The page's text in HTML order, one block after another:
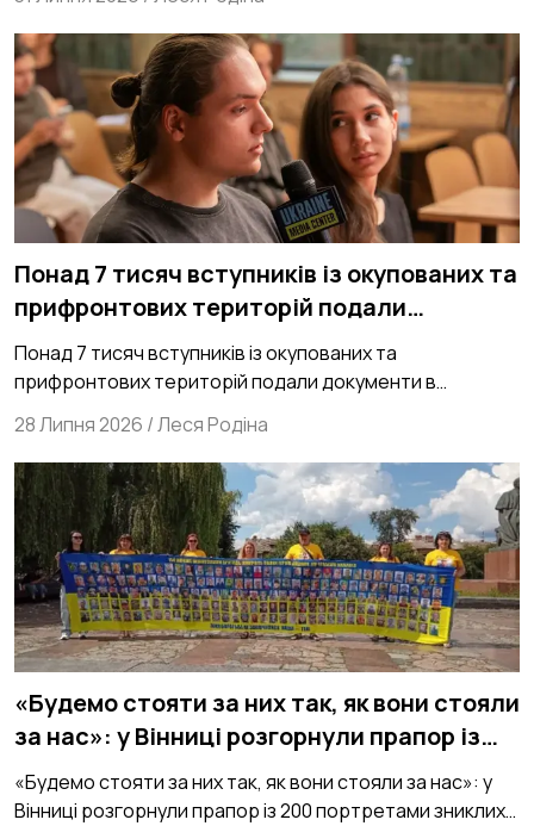
Понад 7 тисяч вступників із окупованих та
прифронтових територій подали
документи в українські Виші
Понад 7 тисяч вступників із окупованих та
прифронтових територій подали документи в
28 Липня 2026 /Леся Родіна
«Будемо стояти за них так, як вони стояли
за нас»: у Вінниці розгорнули прапор із
200 портретами зниклих безвісти
захисників зі 154 ОМБр
«Будемо стояти за них так, як вони стояли за нас»: у
Вінниці розгорнули прапор із 200 портретами зниклих